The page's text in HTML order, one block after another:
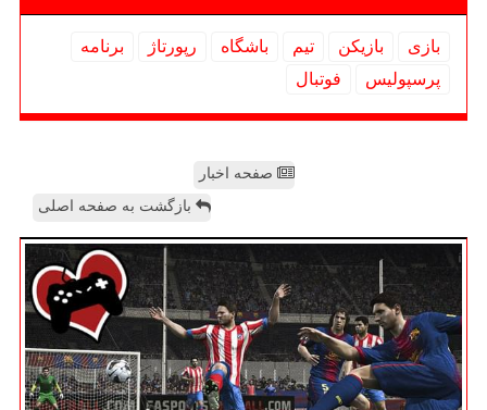
بازی بازیكن تیم باشگاه رپورتاژ
برنامه
پرسپولیس
فوتبال
صفحه اخبار
بازگشت به صفحه اصلی